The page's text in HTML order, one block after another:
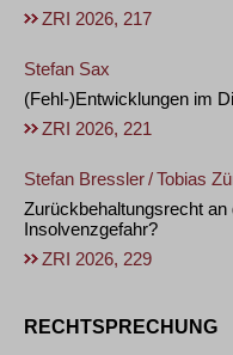
ZRI 2026, 217
Stefan Sax
(Fehl-)Entwicklungen im
ZRI 2026, 221
Stefan Bressler/Tobias
Zurückbehaltungsrecht
Insolvenzgefahr?
ZRI 2026, 229
RECHTSPRECHUNG